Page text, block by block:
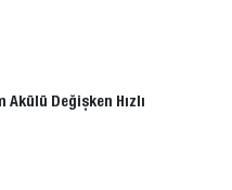
Akülü Değişken Hızlı